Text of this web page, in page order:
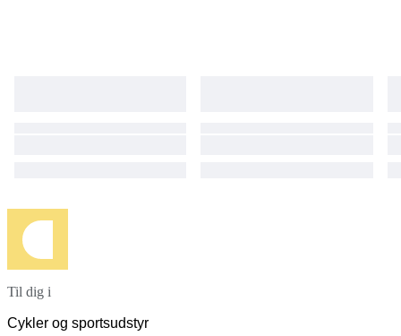
Til dig i
Cykler og sportsudstyr